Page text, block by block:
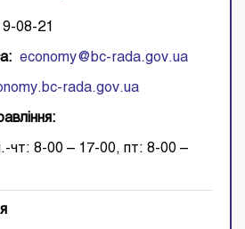
08-21
economy@bc-rada.gov.ua
rada.gov.ua
чт: 8-00 – 17-00, пт: 8-00 –